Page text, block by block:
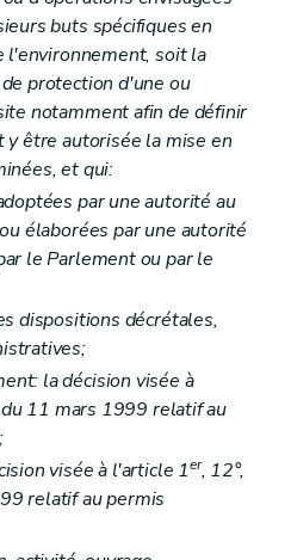
en matière d'environnement
De la réunion d'information
d'enquête publique
transfrontières
buts spécifiques en
l'environnement, soit la
protection d'une ou
notamment afin de définir
y être autorisée la mise en
et qui:
par une autorité au
élaborées par une autorité
le Parlement ou par le
dispositions décrétales,
la décision visée à
du 11 mars 1999 relatif au
visée à l'article 1er, 12°,
relatif au permis